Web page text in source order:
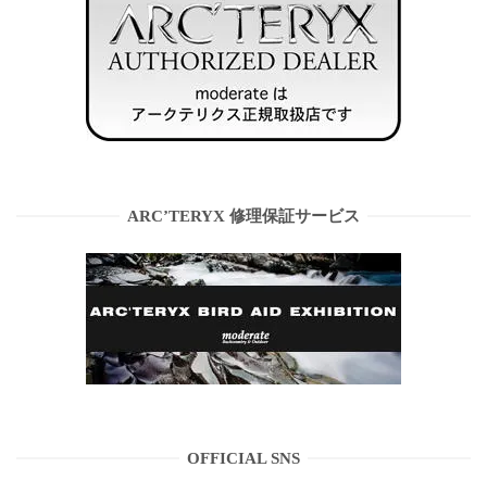
ARC’TERYX 修理保証サービス
OFFICIAL SNS